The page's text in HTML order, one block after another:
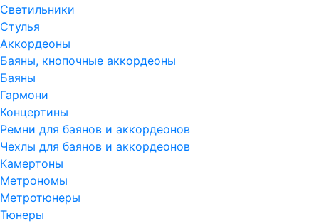
Светильники
Стулья
Аккордеоны
Баяны, кнопочные аккордеоны
Баяны
Гармони
Концертины
Ремни для баянов и аккордеонов
Чехлы для баянов и аккордеонов
Камертоны
Метрономы
Метротюнеры
Тюнеры